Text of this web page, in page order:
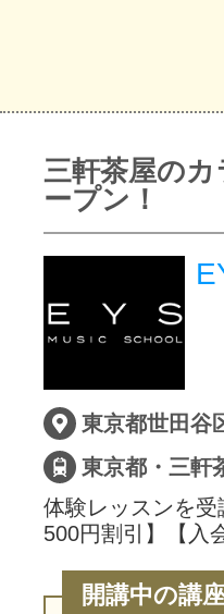
三軒茶屋の
ープン！
東京都世田谷
東京都・三軒
体験レッスンを
500円割引】【入
開講中の講